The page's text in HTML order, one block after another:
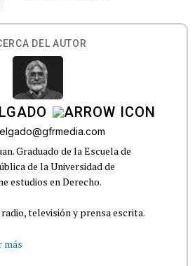
DEL AUTOR
Graduado de la Escuela de
de la Universidad de
estudios en Derecho.
televisión y prensa escrita.
más